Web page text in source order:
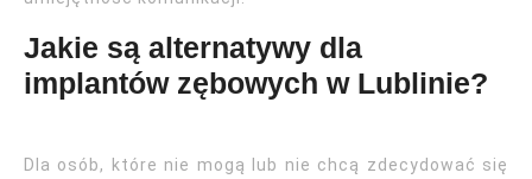
Jakie są alternatywy dla
implantów zębowych w Lublinie?
Dla osób, które nie mogą lub nie chcą zdecydować się